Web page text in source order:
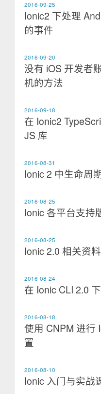
2016-09-25
Ionic2 下处理
的事件
2016-09-20
没有 iOS 开发者
机的方法
2016-09-18
在 Ionic2
JS 库
2016-08-31
Ionic 2 中生命周
2016-08-25
Ionic 各平台支持
2016-08-25
Ionic 2.0 相关资料
2016-08-24
在 Ionic CLI 2.0
2016-08-18
使用 CNPM 进行
置
2016-08-10
Ionic 入门与实战